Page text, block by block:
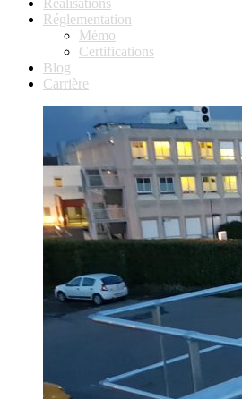
Réglementation
Mémo
Certifications
Blog
Carrière